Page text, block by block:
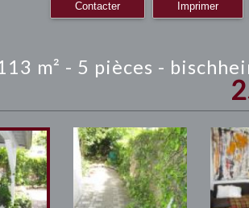
Contacter Imprimer
113 m² - 5 pièces -